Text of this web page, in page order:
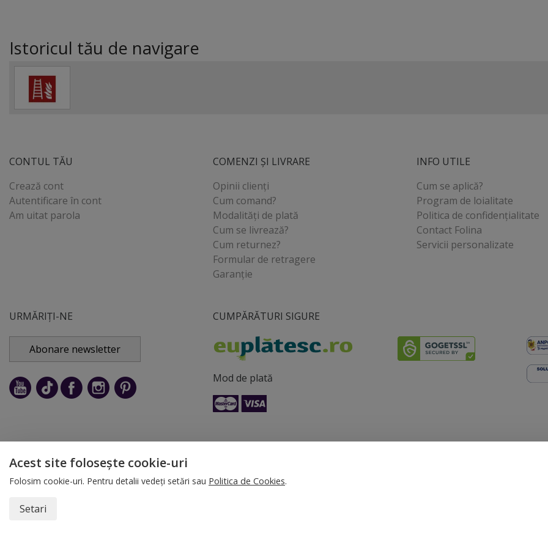
Istoricul tău de navigare
CONTUL TĂU
Crează cont
Autentificare în cont
Am uitat parola
COMENZI ȘI LIVRARE
Opinii clienți
Cum comand?
Modalități de plată
Cum se livrează?
Cum returnez?
Formular de retragere
Garanție
INFO UTILE
Cum se aplică?
Program de loialitate
Politica de confidențialitate
Contact Folina
Servicii personalizate
URMĂRIȚI-NE
Abonare newsletter
CUMPĂRĂTURI SIGURE
Mod de plată
© 2026 Folina.ro | All Rights Reserved. Folina.ro |
Acest site folosește cookie-uri
Folosim cookie-uri. Pentru detalii vedeți setări sau Politica de Cookies.
Setari